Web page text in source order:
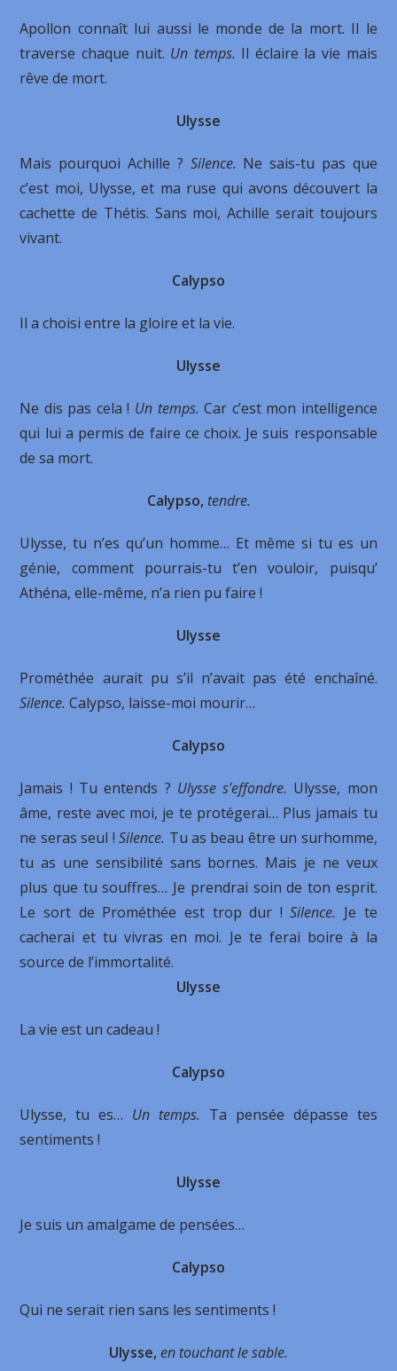
Apollon connaît lui aussi le monde de la mort. Il le
traverse chaque nuit. Un temps. Il éclaire la vie mais
rêve de mort.
Ulysse
Mais pourquoi Achille ? Silence. Ne sais-tu pas que
c’est moi, Ulysse, et ma ruse qui avons découvert la
cachette de Thétis. Sans moi, Achille serait toujours
vivant.
Calypso
Il a choisi entre la gloire et la vie.
Ulysse
Ne dis pas cela ! Un temps.Car c’est mon intelligence
qui lui a permis de faire ce choix. Je suis responsable
de sa mort.
Calypso, tendre.
Ulysse, tu n’es qu’un homme… Et même si tu es un
génie, comment pourrais-tu t’en vouloir, puisqu’
Athéna, elle-même, n’a rien pu faire !
Ulysse
Prométhée aurait pu s’il n’avait pas été enchaîné.
Silence.Calypso, laisse-moi mourir…
Calypso
Jamais ! Tu entends ? Ulysse s’effondre. Ulysse, mon
âme, reste avec moi, je te protégerai… Plus jamais tu
ne seras seul !Silence. Tu as beau être un surhomme,
tu as une sensibilité sans bornes. Mais je ne veux
plus que tu souffres… Je prendrai soin de ton esprit.
Le sort de Prométhée est trop dur !Silence. Je te
cacherai et tu vivras en moi. Je te ferai boire à la
source de l’immortalité.
Ulysse
La vie est un cadeau !
Calypso
Ulysse, tu es… Un temps. Ta pensée dépasse tes
sentiments !
Ulysse
Je suis un amalgame de pensées…
Calypso
Qui ne serait rien sans les sentiments !
Ulysse,en touchant le sable.